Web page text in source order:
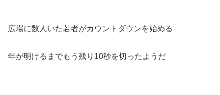
広場に数人いた若者がカウントダウンを始める
年が明けるまでもう残り10秒を切ったようだ